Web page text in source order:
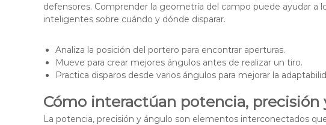
defensores. Comprender la geometría del campo puede ayudar a
inteligentes sobre cuándo y dónde disparar.
Analiza la posición del portero para encontrar aperturas.
Mueve para crear mejores ángulos antes de realizar un tiro.
Practica disparos desde varios ángulos para mejorar la
Cómo interactúan potencia, precisión
La potencia, precisión y ángulo son elementos interconectados